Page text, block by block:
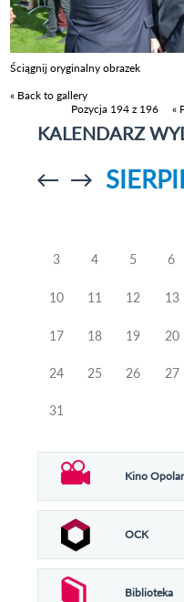
Ściągnij oryginalny obrazek
« Back to gallery
Pozycja 194 z 196
«
KALENDARZ
Przejdź doPrzejdź do
3 4 5 6
10 11 12 13
17 18 19 20
24 25 26 27
31
Kino
OCK
Biblioteka